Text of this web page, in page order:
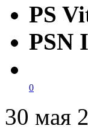
PS
PSN
0
30 мая